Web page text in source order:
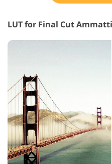
LUT for Final Cut